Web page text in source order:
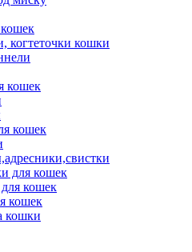
когтеточки кошки
кошек
кошек
для кошек
кошек
кошек
кошки